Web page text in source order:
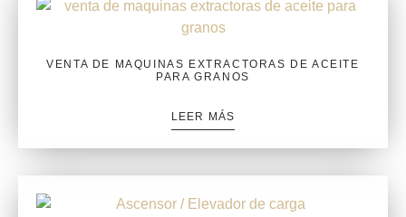
VENTA DE MAQUINAS EXTRACTORAS DE ACEITE
PARA GRANOS
LEER MÁS